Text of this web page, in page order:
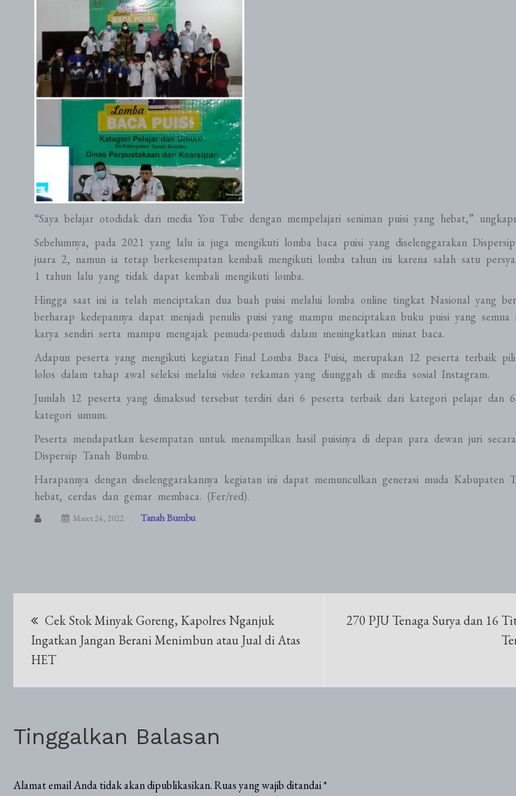
“Saya belajar otodidak dari media You Tube dengan mempelajari seniman puisi yang hebat,”
Sebelumnya, pada 2021 yang lalu ia juga mengikuti lomba baca puisi yang diselenggarakan
juara 2, namun ia tetap berkesempatan kembali mengikuti lomba tahun ini karena salah satu
1 tahun lalu yang tidak dapat kembali mengikuti lomba.
Hingga saat ini ia telah menciptakan dua buah puisi melalui lomba online tingkat Nasional yang
berharap kedepannya dapat menjadi penulis puisi yang mampu menciptakan buku puisi yang semua
karya sendiri serta mampu mengajak pemuda-pemudi dalam meningkatkan minat baca.
Adapun peserta yang mengikuti kegiatan Final Lomba Baca Puisi, merupakan 12 peserta terbaik
lolos dalam tahap awal seleksi melalui video rekaman yang diunggah di media sosial Instagram.
Jumlah 12 peserta yang dimaksud tersebut terdiri dari 6 peserta terbaik dari kategori pelajar dan
kategori umum.
Peserta mendapatkan kesempatan untuk menampilkan hasil puisinya di depan para dewan juri
Dispersip Tanah Bumbu.
Harapannya dengan diselenggarakannya kegiatan ini dapat memunculkan generasi muda Kabupaten
hebat, cerdas dan gemar membaca. (Fer/red).
Maret 24, 2022 Tanah Bumbu
Navigasi
pos
Cek Stok Minyak Goreng, Kapolres Nganjuk
Ingatkan Jangan Berani Menimbun atau Jual di Atas
HET
270 PJU Tenaga Surya dan 16
Tinggalkan Balasan
Alamat email Anda tidak akan dipublikasikan.Ruas yang wajib ditandai*